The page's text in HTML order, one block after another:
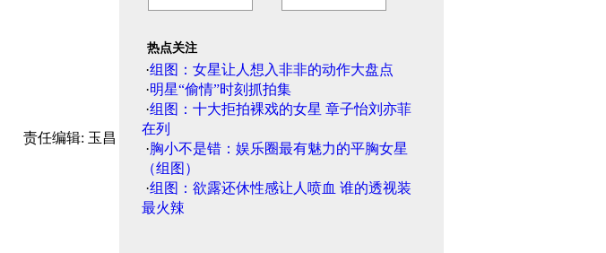
责任编辑: 玉昌
热点关注
·组图：女星让人想入非非的动作大盘点
·明星“偷情”时刻抓拍集
·组图：十大拒拍裸戏的女星 章子怡刘亦菲
在列
·胸小不是错：娱乐圈最有魅力的平胸女星
（组图）
·组图：欲露还休性感让人喷血 谁的透视装
最火辣